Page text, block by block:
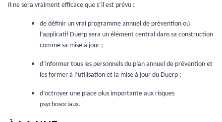
Il ne sera vraiment efficace que s’il est prévu :
de définir un vrai programme annuel de prévention où
l’applicatif Duerp sera un élément central dans sa construction
comme sa mise à jour ;
d’informer tous les personnels du plan annuel de prévention et
les former à l’utilisation et la mise à jour du Duerp ;
d’octroyer une place plus importante aux risques
psychosociaux.